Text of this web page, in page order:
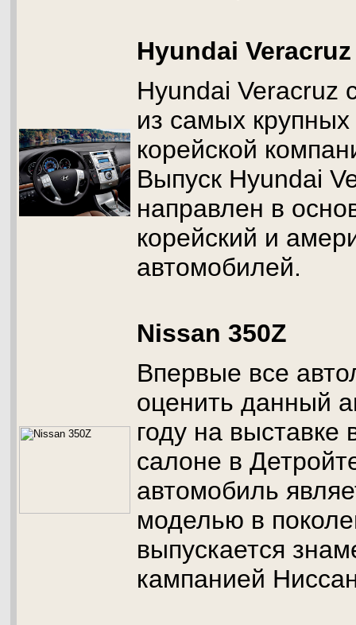
Hyundai Veracruz
Hyundai Veracruz
из самых
корейской
Выпуск Hyundai
направлен в
корейский и
автомобилей.
Nissan 350Z
Впервые все
оценить данный
году на
салоне в
автомобиль
моделью в
выпускается
кампанией